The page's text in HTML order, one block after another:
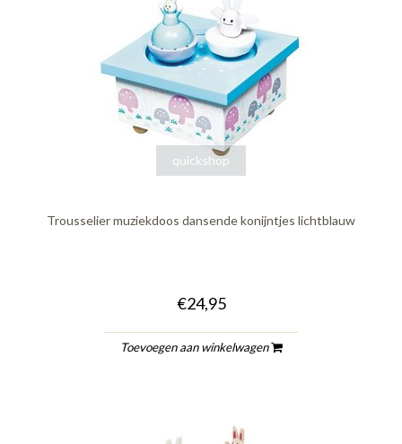
quickshop
Trousselier muziekdoos dansende konijntjes lichtblauw
€24,95
Toevoegen aan winkelwagen